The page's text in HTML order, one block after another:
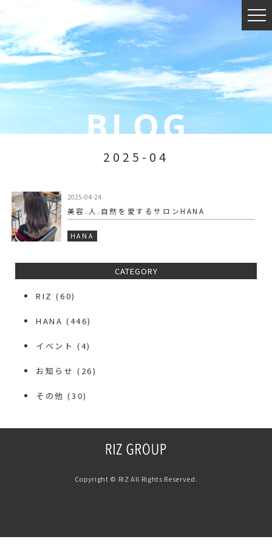
2025-04
2025-04-24
美容.人.自然を愛するサロンHANA
HANA
CATEGORY
RIZ (60)
HANA (446)
イベント (4)
お知らせ (26)
その他 (30)
Copyright © RIZ All Rights Reserved.